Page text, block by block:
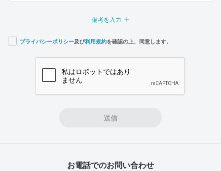
備考を入力
プライバシーポリシー及び利用規約を確認の上、同意します。
送信
お電話でのお問い合わせ